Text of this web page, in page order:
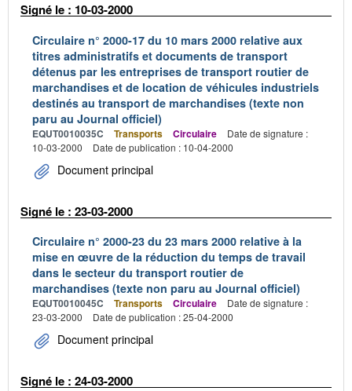
Signé le : 10-03-2000
Circulaire n° 2000-17 du 10 mars 2000 relative aux
titres administratifs et documents de transport
détenus par les entreprises de transport routier de
marchandises et de location de véhicules industriels
destinés au transport de marchandises (texte non
paru au Journal officiel)
EQUT0010035C Transports Circulaire
Date de signature :
10-03-2000
Date de publication : 10-04-2000
Document principal
Signé le : 23-03-2000
Circulaire n° 2000-23 du 23 mars 2000 relative à la
mise en œuvre de la réduction du temps de travail
dans le secteur du transport routier de
marchandises (texte non paru au Journal officiel)
EQUT0010045C Transports Circulaire
Date de signature :
23-03-2000
Date de publication : 25-04-2000
Document principal
Signé le : 24-03-2000